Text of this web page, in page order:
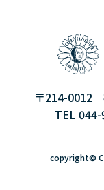
〒214-0012
TEL
copyright©